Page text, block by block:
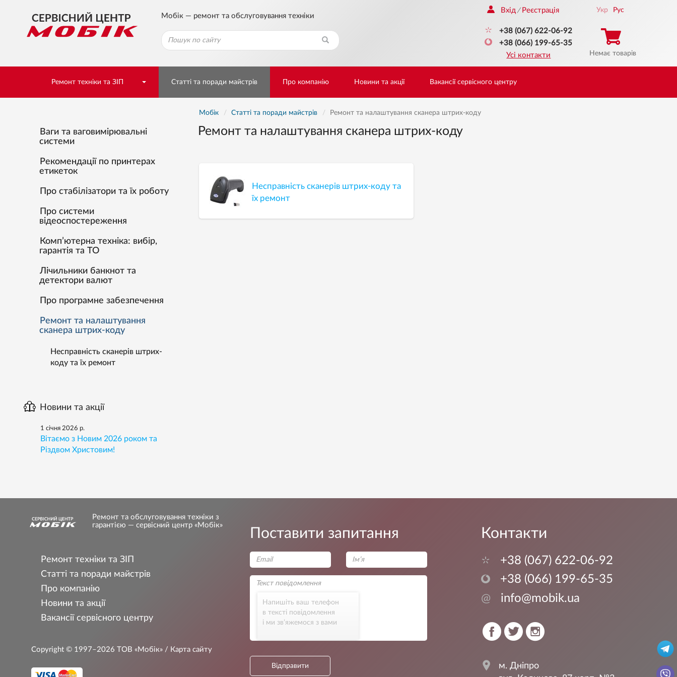
Мобік — ремонт та обслуговування техніки
Вхід / Реєстрація
+38 (067) 622-06-92
+38 (066) 199-65-35
Усі контакти
Укр Рус
Немає товарів
Ремонт техніки та ЗІП Статті та поради майстрів Про компанію Новини та акції Вакансії сервісного центру
Мобік Статті та поради майстрів Ремонт та налаштування сканера штрих-коду
Ремонт та налаштування сканера штрих-коду
Несправність сканерів штрих-коду та
їх ремонт
Ваги та ваговимірювальні
системи
Рекомендації по принтерах
етикеток
Про стабілізатори та їх роботу
Про системи
відеоспостереження
Комп’ютерна техніка: вибір,
гарантія та ТО
Лічильники банкнот та
детектори валют
Про програмне забезпечення
Ремонт та налаштування
сканера штрих-коду
Несправність сканерів штрих-
коду та їх ремонт
Новини та акції
1 січня 2026 р.
Вітаємо з Новим 2026 роком та
Різдвом Христовим!
Ремонт та обслуговування техніки з
гарантією — сервісний центр «Мобік»
Ремонт техніки та ЗІП
Статті та поради майстрів
Про компанію
Новини та акції
Вакансії сервісного центру
Copyright © 1997–2026 ТОВ «Мобік» / Карта сайту
Поставити запитання
Напишіть ваш телефон
в тексті повідомлення
і ми зв’яжемося з вами
Відправити
Контакти
+38 (067) 622-06-92
+38 (066) 199-65-35
@ info@mobik.ua
м. Дніпро